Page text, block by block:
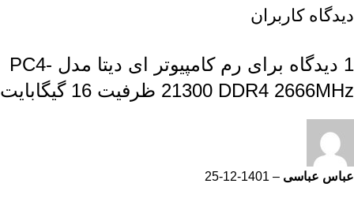
دیدگاه کاربران
1 دیدگاه برای
رم کامپیوتر ای دیتا مدل PC4-
21300 DDR4 2666MHz ظرفیت 16 گیگابایت
عباس عباسی –
1401-12-25